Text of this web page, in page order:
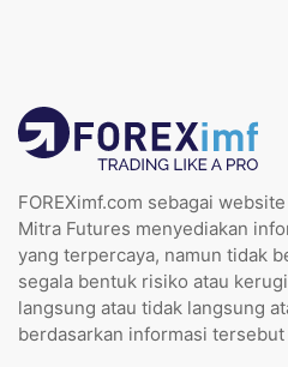
FOREXimf.com sebagai
Mitra Futures menyediakan
yang terpercaya, namun tidak
segala bentuk risiko atau
langsung atau tidak langsung
berdasarkan informasi tersebut